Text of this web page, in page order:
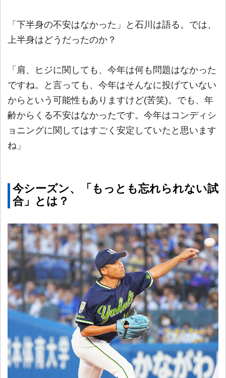
「下半身の不安はなかった」と石川は語る。では、
上半身はどうだったのか？
「肩、ヒジに関しても、今年は何も問題はなかった
ですね。と言っても、今年はそんなに投げていない
からという可能性もありますけど(苦笑)。でも、年
齢からくる不安はなかったです。今年はコンディシ
ョニングに関してはすごく安定していたと思います
ね」
今シーズン、「もっとも忘れられない試
合」とは？